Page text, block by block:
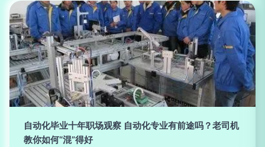
自动化毕业十年职场观察 自动化专业有前途吗？老司机
教你如何“混”得好